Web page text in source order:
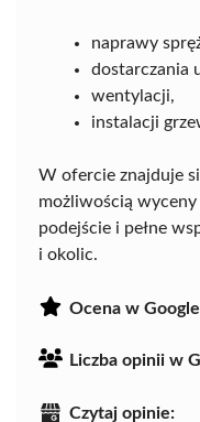
naprawy
dostarczania
wentylacji,
instalacji
W ofercie znajduje
możliwością
podejście i pełne
i okolic.
Ocena w
Liczba opinii w
Czytaj opinie: